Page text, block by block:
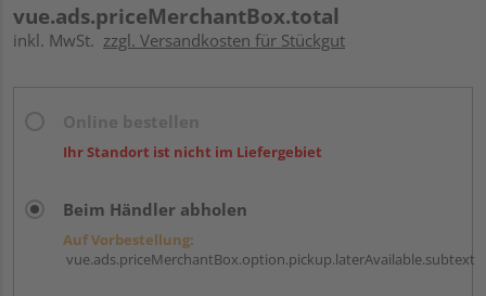
vue.ads.priceMerchantBox.total
inkl. MwSt. zzgl. Versandkosten für Stückgut
Ihr Standort ist nicht im Liefergebiet
Beim Händler abholen
Auf Vorbestellung:
vue.ads.priceMerchantBox.option.pickup.laterAvailable.subtext